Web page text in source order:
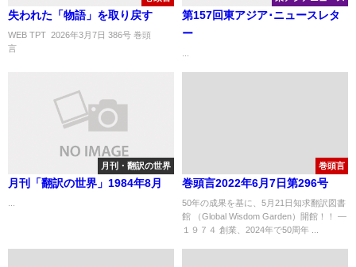
失われた「物語」を取り戻す
WEB TPT 2026年3月7日 386号 巻頭
言
第157回東アジア･ニュースレタ
ー
月刊・翻訳の世界
月刊「翻訳の世界」1984年8月
巻頭言
巻頭言2022年6月7日第296号
50年の成果を基に、5月21日知求翻訳図書
館 （Global Wisdom Garden）開館！！ ―
１９７４ 創業、2024年で50周年 ...